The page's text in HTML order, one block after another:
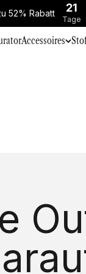
52% Rabatt 21
Tage
Accessoires